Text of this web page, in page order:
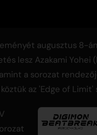
augusztus 8-
lesz Azakami Yohei
a sorozat
az 'Edge of Limit'